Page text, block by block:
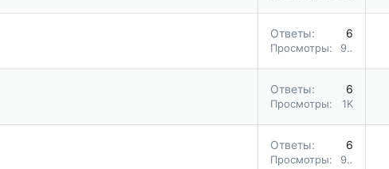
Ответы 6
Просмотры 951
Ответы 6
Просмотры 1K
Ответы 6
Просмотры 961